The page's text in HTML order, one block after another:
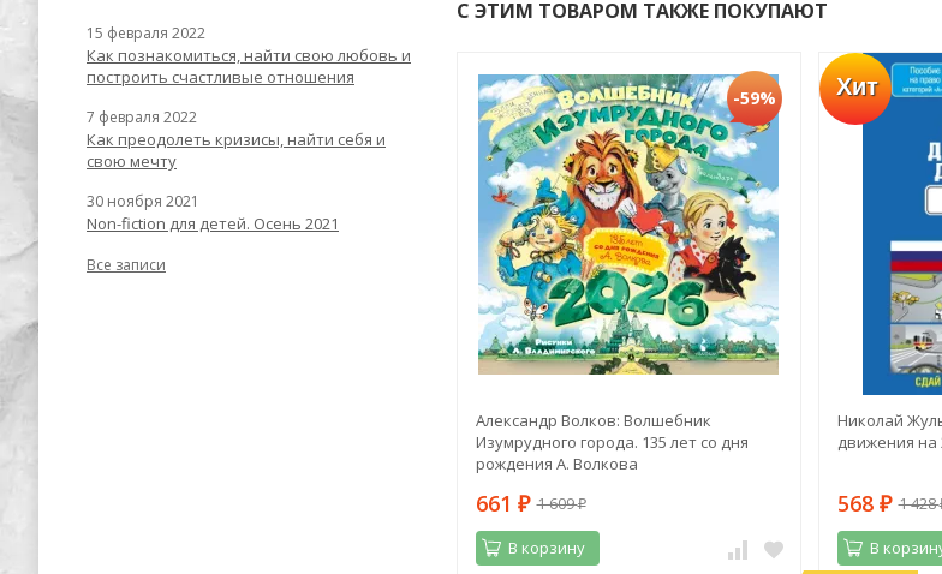
С ЭТИМ ТОВАРОМ ТАКЖЕ ПОКУПАЮТ
-55% -59%
Александр Волков: Волшебник
Изумрудного города. 135 лет со дня
рождения А. Волкова
661 ₽ 1 609₽
В корзину
Хит
Николай
движения на
568 ₽ 1 428
В
15 февраля 2022
Как познакомиться, найти свою любовь и
построить счастливые отношения
7 февраля 2022
Как преодолеть кризисы, найти себя и
свою мечту
30 ноября 2021
Non-fiction для детей. Осень 2021
Все записи